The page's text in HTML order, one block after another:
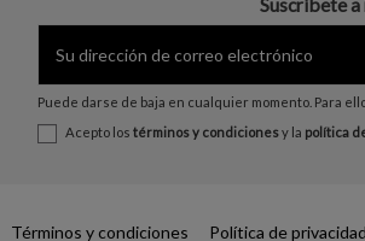
Suscríbete
Puede darse de baja en cualquier momento. Para
Acepto los términos y condicionesy la política
Términos y condiciones Política de privacidad